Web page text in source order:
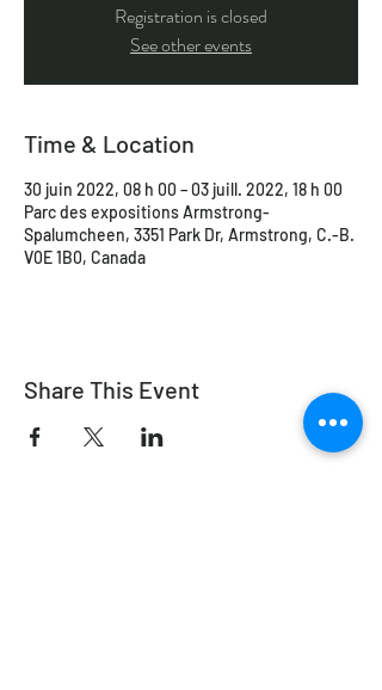
Registration is closed
See other events
Time & Location
30 juin 2022, 08 h 00 – 03 juill. 2022, 18 h 00
Parc des expositions Armstrong-
Spalumcheen, 3351 Park Dr, Armstrong, C.-B.
V0E 1B0, Canada
Share This Event